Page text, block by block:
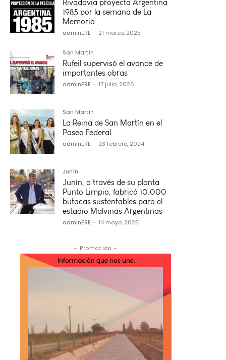
Rivadavia proyecta Argentina
1985 por la semana de La
Memoria
adminERE - 21 marzo, 2025
San Martín
Rufeil supervisó el avance de
importantes obras
adminERE - 17 julio, 2026
San Martín
La Reina de San Martín en el
Paseo Federal
adminERE - 23 febrero, 2024
Junín
Junín, a través de su planta
Punto Limpio, fabricó 10.000
butacas sustentables para el
estadio Malvinas Argentinas
adminERE - 14 mayo, 2025
- Promoción -